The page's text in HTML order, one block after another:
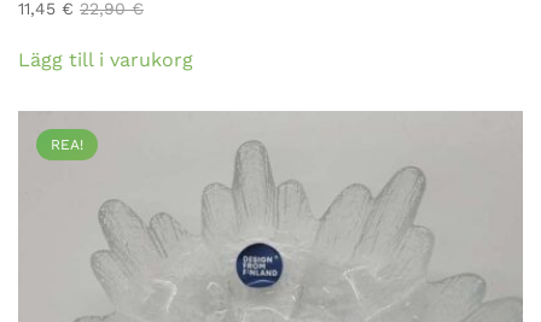
11,45 € 22,90€
Lägg till i varukorg
REA!